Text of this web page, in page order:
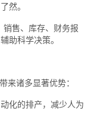
然。
售、库存、财务报
助科学决策。
诸多显著优势：
化的排产，减少人为